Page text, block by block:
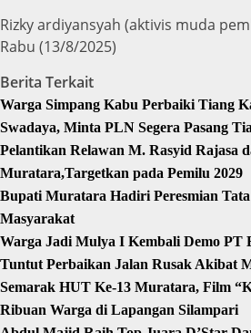
Rizky ardiyansyah (aktivis muda
Rabu (13/8/2025)
Berita Terkait
Warga Simpang Kabu Perbaiki Tiang
Swadaya, Minta PLN Segera Pasang
Pelantikan Relawan M. Rasyid Rajasa
Muratara,Targetkan pada Pemilu 2029
Bupati Muratara Hadiri Peresmian
Masyarakat
Warga Jadi Mulya I Kembali Demo PT
Tuntut Perbaikan Jalan Rusak Akibat
Semarak HUT Ke-13 Muratara, Film
Ribuan Warga di Lapangan Silampari